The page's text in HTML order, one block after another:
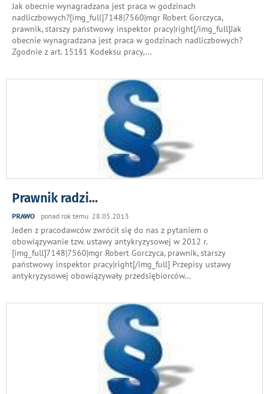
Jak obecnie wynagradzana jest praca w godzinach
nadliczbowych?[img_full]7148|7560|mgr Robert Gorczyca,
prawnik, starszy państwowy inspektor pracy|right[/img_full]Jak
obecnie wynagradzana jest praca w godzinach nadliczbowych?
Zgodnie z art. 151§1 Kodeksu pracy,...
Prawnik radzi...
PRAWO ponad rok temu 28.05.2013
Jeden z pracodawców zwrócił się do nas z pytaniem o
obowiązywanie tzw. ustawy antykryzysowej w 2012 r.
[img_full]7148|7560|mgr Robert Gorczyca, prawnik, starszy
państwowy inspektor pracy|right[/img_full] Przepisy ustawy
antykryzysowej obowiązywały przedsiębiorców...